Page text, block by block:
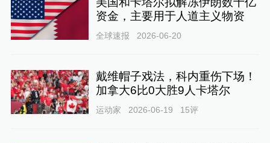
资金，主要用于人道主义物资
全球速报 2026-06-20
戴维帽子戏法，科内重伤下场！
加拿大6比0大胜9人卡塔尔
运动家 2026-06-19 15评